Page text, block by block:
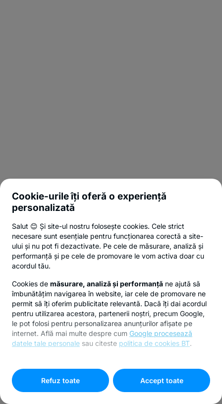
Cookie-urile îți oferă o experiență
personalizată
Salut 😊 Și site-ul nostru folosește cookies. Cele strict
necesare sunt esențiale pentru funcționarea corectă a site-
ului și nu pot fi dezactivate. Pe cele de măsurare, analiză și
performanță și pe cele de promovare le vom activa doar cu
acordul tău.
Cookies de măsurare, analiză și performanță ne ajută să
îmbunătățim navigarea în website, iar cele de promovare ne
permit să îți oferim publicitate relevantă. Dacă îți dai acordul
pentru utilizarea acestora, partenerii noștri, precum Google,
le pot folosi pentru personalizarea anunțurilor afișate pe
internet. Află mai multe despre cum Google procesează
datele tale personale sau citeste politica de cookies BT.
cookies"
Refuz toate
Accept toate